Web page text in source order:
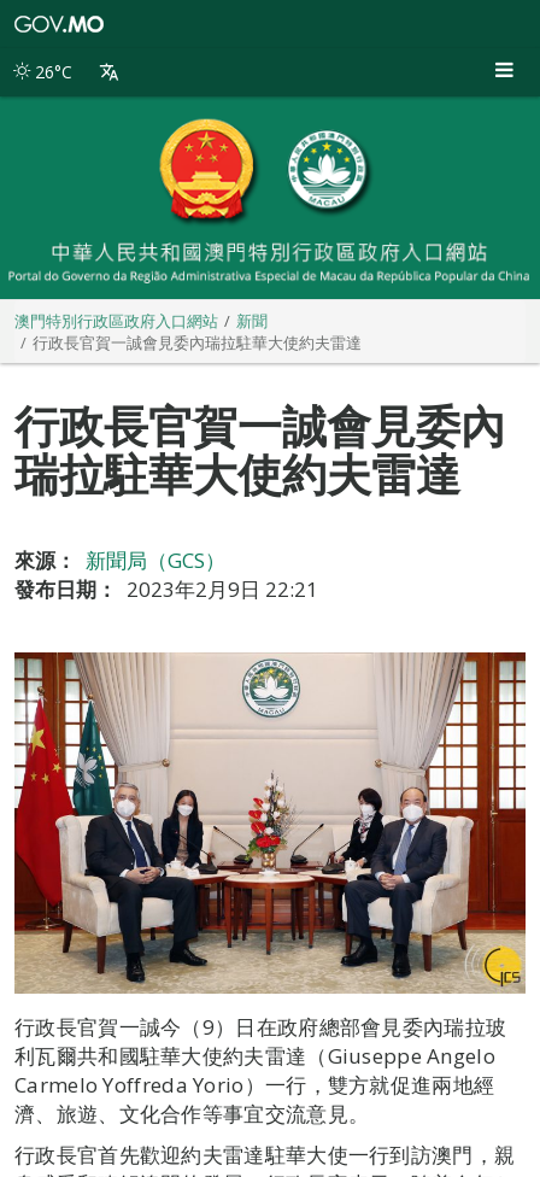
別
26°C
澳門特別行政區政府入口網站
新聞
行政長官賀一誠會見委內瑞拉駐華大使約夫雷達
行政長官賀一誠會見委內
瑞拉駐華大使約夫雷達
來源：
新聞局（GCS）
發布日期：
2023年2月9日 22:21
行政長官賀一誠今（9）日在政府總部會見委內瑞拉玻
利瓦爾共和國駐華大使約夫雷達（Giuseppe Angelo
Carmelo Yoffreda Yorio）一行，雙方就促進兩地經
濟、旅遊、文化合作等事宜交流意見。
行政長官首先歡迎約夫雷達駐華大使一行到訪澳門，親